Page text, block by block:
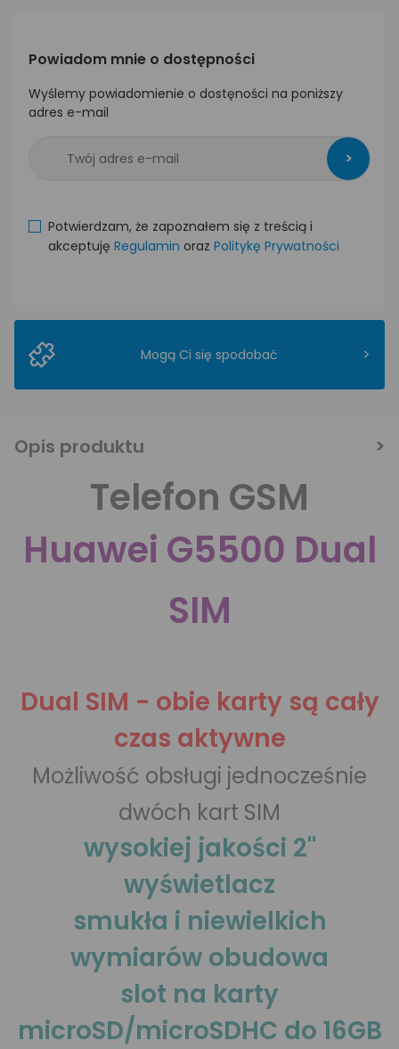
Powiadom mnie o dostępności
Wyślemy powiadomienie o dostęności na poniższy
adres e-mail
>
Potwierdzam, że zapoznałem się z treścią i
akceptuję Regulamin oraz Politykę Prywatności
Mogą Ci się spodobać >
Opis produktu
Telefon GSM
Huawei G5500 Dual
SIM
Dual SIM - obie karty są cały
czas aktywne
Możliwość obsługi jednocześnie
dwóch kart SIM
wysokiej jakości 2"
wyświetlacz
smukła i niewielkich
wymiarów obudowa
slot na karty
microSD/microSDHC do 16GB